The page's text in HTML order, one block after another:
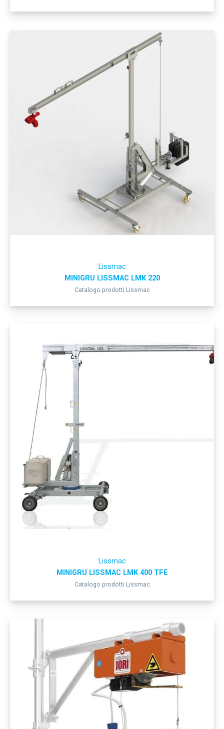
Lissmac
MINIGRU LISSMAC LMK 220
Catalogo prodotti Lissmac
Lissmac
MINIGRU LISSMAC LMK 400 TFE
Catalogo prodotti Lissmac